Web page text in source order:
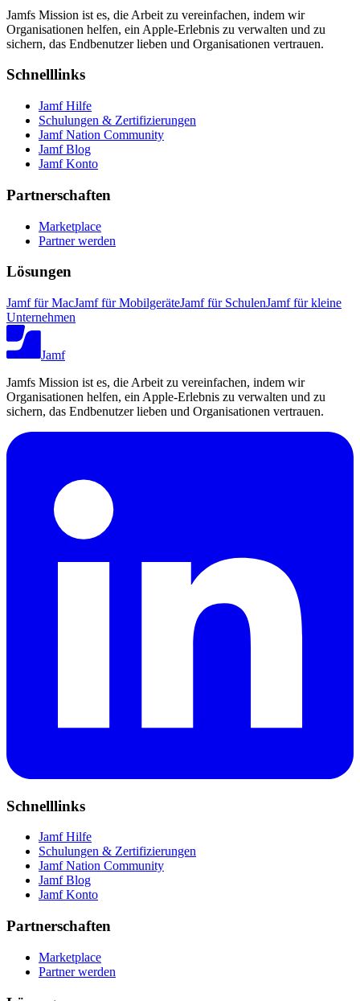
Jamfs Mission ist es, die Arbeit zu vereinfachen, indem wir
Organisationen helfen, ein Apple-Erlebnis zu verwalten und zu
sichern, das Endbenutzer lieben und Organisationen vertrauen.
Schnelllinks
Jamf Hilfe
Schulungen & Zertifizierungen
Jamf Nation Community
Jamf Blog
Jamf Konto
Partnerschaften
Marketplace
Partner werden
Lösungen
Jamf für MacJamf für MobilgeräteJamf für SchulenJamf für kleine
Unternehmen
Jamf
Jamfs Mission ist es, die Arbeit zu vereinfachen, indem wir
Organisationen helfen, ein Apple-Erlebnis zu verwalten und zu
sichern, das Endbenutzer lieben und Organisationen vertrauen.
Schnelllinks
Jamf Hilfe
Schulungen & Zertifizierungen
Jamf Nation Community
Jamf Blog
Jamf Konto
Partnerschaften
Marketplace
Partner werden